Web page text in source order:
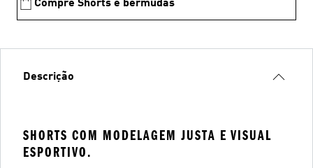
Compre Shorts e bermudas
Descrição
SHORTS COM MODELAGEM JUSTA E VISUAL
ESPORTIVO.